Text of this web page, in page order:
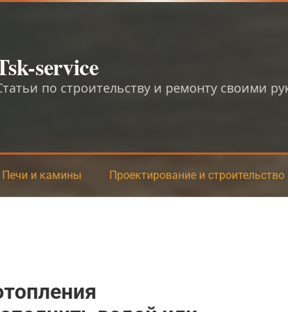
service
по строительству и ремонту своими
Печи и камины Проектирование и строительство